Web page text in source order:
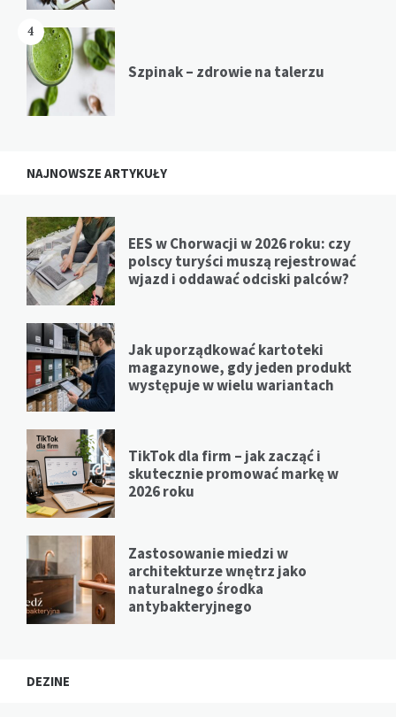
4
Szpinak – zdrowie na talerzu
NAJNOWSZE ARTYKUŁY
EES w Chorwacji w 2026 roku: czy
polscy turyści muszą rejestrować
wjazd i oddawać odciski palców?
Jak uporządkować kartoteki
magazynowe, gdy jeden produkt
występuje w wielu wariantach
TikTok dla firm – jak zacząć i
skutecznie promować markę w
2026 roku
Zastosowanie miedzi w
architekturze wnętrz jako
naturalnego środka
antybakteryjnego
DEZINE